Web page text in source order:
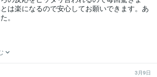
は楽になるので安心してお願いできます。あ
。
3月9日